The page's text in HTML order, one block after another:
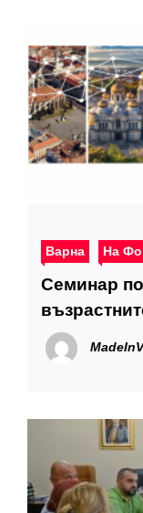
Варна На
Семинар
разделение